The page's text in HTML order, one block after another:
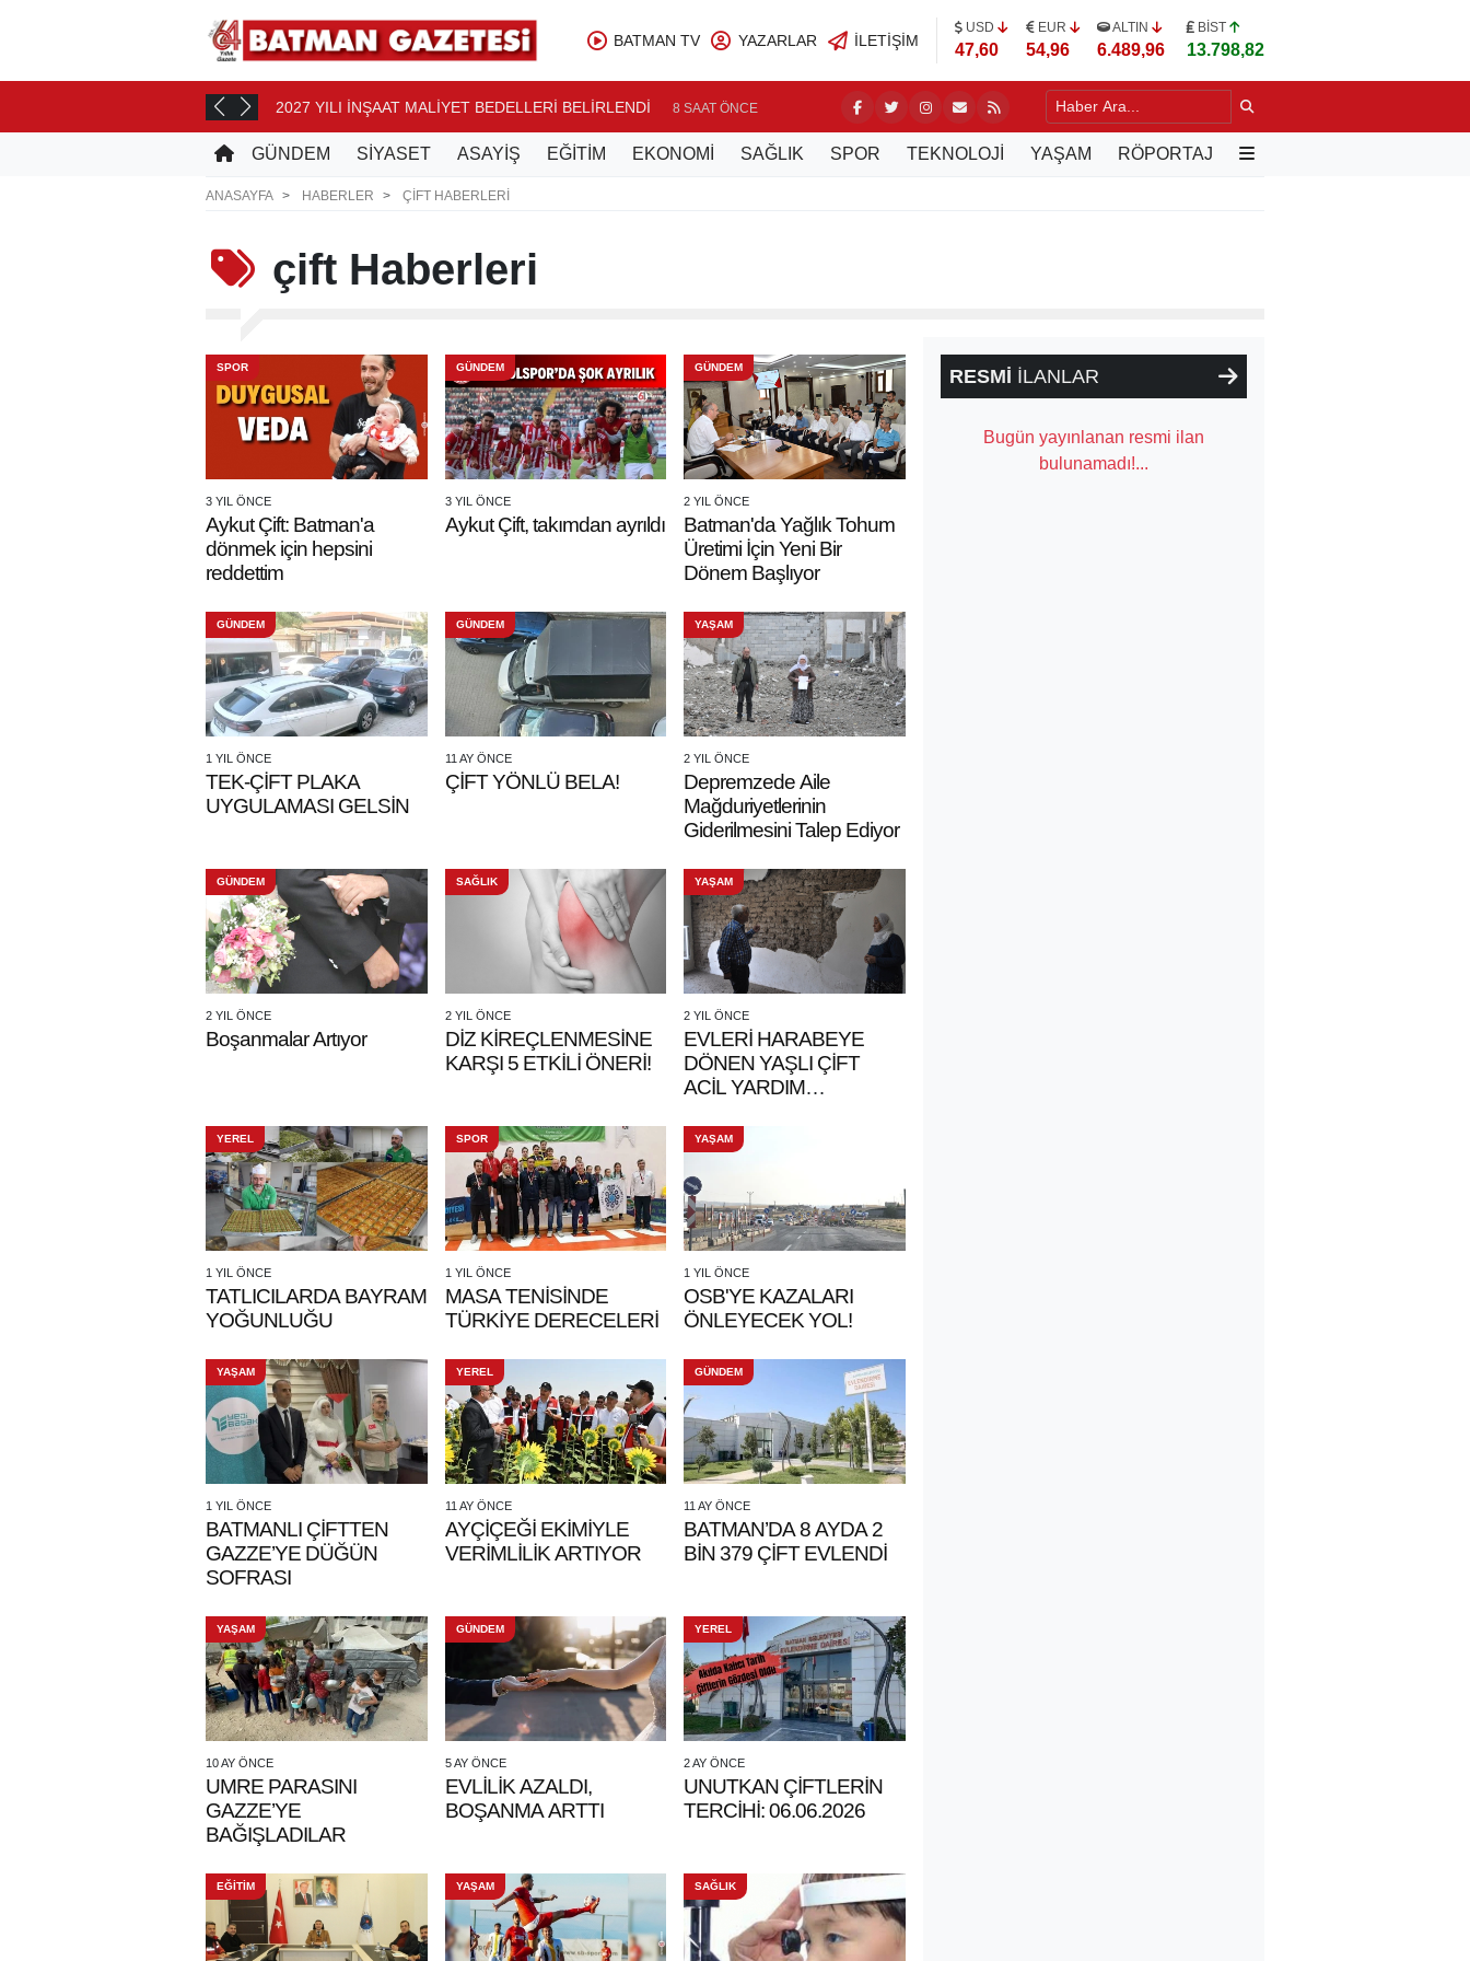
BATMAN TV YAZARLAR İLETIŞIM
USD
47,60
EUR
54,96
ALTIN
6.489,96
BİST
13.798,82
2027 YILI İNŞAAT MALİYET BEDELLERİ BELİRLENDİ 8 SAAT ÖNCE NASIROĞLU, VARŞOVA'DA TÜRK İŞ İNSANLARIYLA BULUŞTU
GÜNDEM SİYASET ASAYİŞ EĞİTİM EKONOMİ SAĞLIK SPOR TEKNOLOJİ YAŞAM RÖPORTAJ
ANASAYFA HABERLER ÇIFT HABERLERI
çift Haberleri
SPOR
3 YIL ÖNCE
Aykut Çift: Batman'a
dönmek için hepsini
reddettim
GÜNDEM
3 YIL ÖNCE
Aykut Çift, takımdan ayrıldı
GÜNDEM
2 YIL ÖNCE
Batman'da Yağlık Tohum
Üretimi İçin Yeni Bir
Dönem Başlıyor
GÜNDEM
1 YIL ÖNCE
TEK-ÇİFT PLAKA
UYGULAMASI GELSİN
GÜNDEM
11 AY ÖNCE
ÇİFT YÖNLÜ BELA!
YAŞAM
2 YIL ÖNCE
Depremzede Aile
Mağduriyetlerinin
Giderilmesini Talep Ediyor
GÜNDEM
2 YIL ÖNCE
Boşanmalar Artıyor
SAĞLIK
2 YIL ÖNCE
DİZ KİREÇLENMESİNE
KARŞI 5 ETKİLİ ÖNERİ!
YAŞAM
2 YIL ÖNCE
EVLERİ HARABEYE
DÖNEN YAŞLI ÇİFT
ACİL YARDIM
YEREL
1 YIL ÖNCE
TATLICILARDA BAYRAM
YOĞUNLUĞU
SPOR
1 YIL ÖNCE
MASA TENİSİNDE
TÜRKİYE DERECELERİ
YAŞAM
1 YIL ÖNCE
OSB'YE KAZALARI
ÖNLEYECEK YOL!
YAŞAM
1 YIL ÖNCE
BATMANLI ÇİFTTEN
GAZZE’YE DÜĞÜN
SOFRASI
YEREL
11 AY ÖNCE
AYÇİÇEĞİ EKİMİYLE
VERİMLİLİK ARTIYOR
GÜNDEM
11 AY ÖNCE
BATMAN’DA 8 AYDA 2
BİN 379 ÇİFT EVLENDİ
YAŞAM
10 AY ÖNCE
UMRE PARASINI
GAZZE’YE
BAĞIŞLADILAR
GÜNDEM
5 AY ÖNCE
EVLİLİK AZALDI,
BOŞANMA ARTTI
YEREL
2 AY ÖNCE
UNUTKAN ÇİFTLERİN
TERCİHİ: 06.06.2026
EĞİTİM YAŞAM SAĞLIK
RESMİ İLANLAR
Bugün yayınlanan resmi ilan
bulunamadı!...